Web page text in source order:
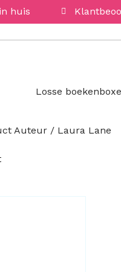
huis
Losse
Auteur / Laura Lane